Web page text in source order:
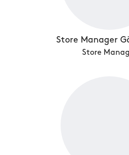
Store Manager
Store